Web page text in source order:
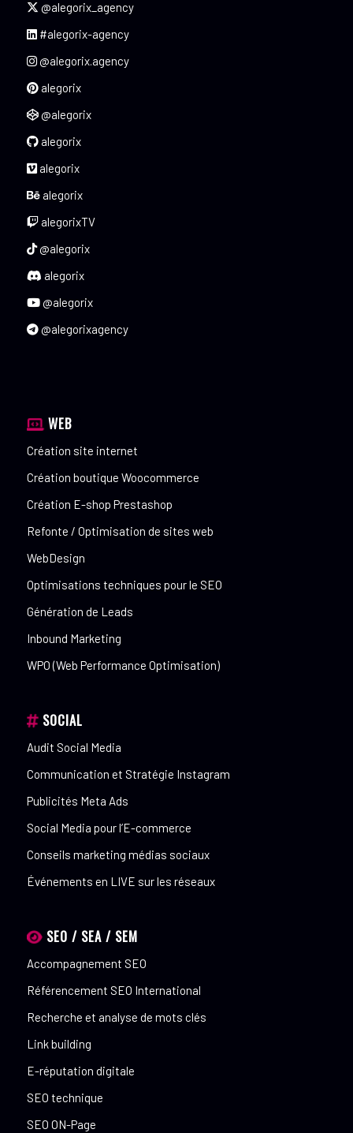
@alegorix_agency
#alegorix-agency
@alegorix.agency
alegorix
@alegorix
alegorix
alegorix
alegorix
alegorixTV
@alegorix
alegorix
@alegorix
@alegorixagency
WEB
Création site internet
Création boutique Woocommerce
Création E-shop Prestashop
Refonte / Optimisation de sites web
WebDesign
Optimisations techniques pour le SEO
Génération de Leads
Inbound Marketing
WPO (Web Performance Optimisation)
SOCIAL
Audit Social Media
Communication et Stratégie Instagram
Publicités Meta Ads
Social Media pour l’E-commerce
Conseils marketing médias sociaux
Événements en LIVE sur les réseaux
SEO / SEA / SEM
Accompagnement SEO
Référencement SEO International
Recherche et analyse de mots clés
Link building
E-réputation digitale
SEO technique
SEO ON-Page